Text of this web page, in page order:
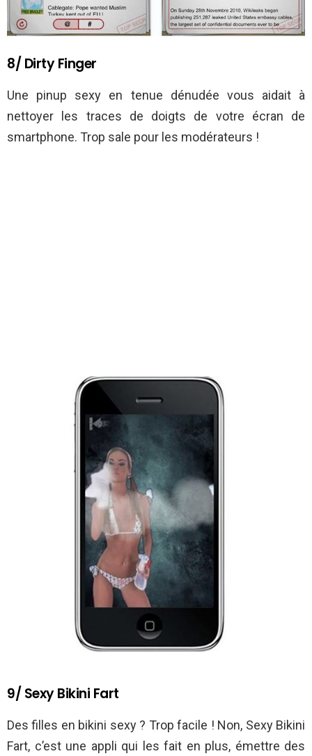
8/ Dirty Finger
Une pinup sexy en tenue dénudée vous aidait à
nettoyer les traces de doigts de votre écran de
smartphone. Trop sale pour les modérateurs !
9/ Sexy Bikini Fart
Des filles en bikini sexy ? Trop facile ! Non, Sexy Bikini
Fart, c’est une appli qui les fait en plus, émettre des